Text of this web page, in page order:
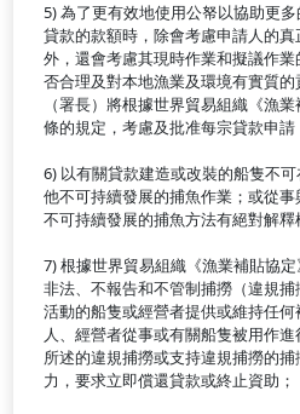
5) 為了更有效地使用公帑以協助更
貸款的款額時，除會考慮申請人的
外，還會考慮其現時作業和擬議作
否合理及對本地漁業及環境有實質
（署長）將根據世界貿易組織《漁
條的規定，考慮及批准每宗貸款申請
6) 以有關貸款建造或改裝的船隻不
他不可持續發展的捕魚作業；或從
不可持續發展的捕魚方法有絕對解釋
7) 根據世界貿易組織《漁業補貼協
非法、不報告和不管制捕撈（違規
活動的船隻或經營者提供或維持任
人、經營者從事或有關船隻被用作
所述的違規捕撈或支持違規捕撈的
力，要求立即償還貸款或終止資助；